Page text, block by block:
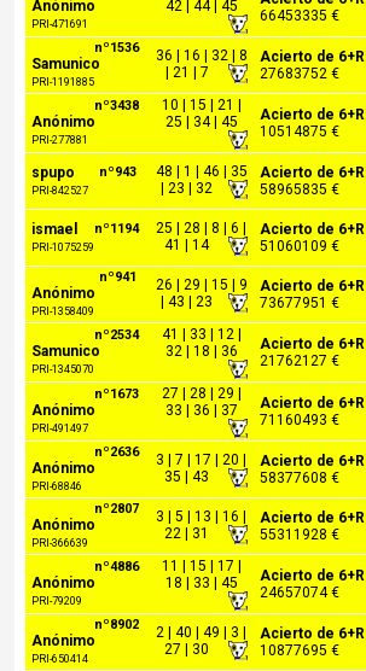
Anónimo
PRI-471691
42 | 44 | 45
66453335 €
nº1536
Samunico
PRI-1191885
36 | 16 | 32 | 8
| 21 | 7
Acierto de 6+R
27683752 €
nº3438
Anónimo
PRI-277881
10 | 15 | 21 |
25 | 34 | 45
Acierto de 6+R
10514875 €
nº943
spupo
PRI-842527
48 | 1 | 46 | 35
| 23 | 32
Acierto de 6+R
58965835 €
nº1194
ismael
PRI-1075259
25 | 28 | 8 | 6 |
41 | 14
Acierto de 6+R
51060109 €
nº941
Anónimo
PRI-1358409
26 | 29 | 15 | 9
| 43 | 23
Acierto de 6+R
73677951 €
nº2534
Samunico
PRI-1345070
41 | 33 | 12 |
32 | 18 | 36
Acierto de 6+R
21762127 €
nº1673
Anónimo
PRI-491497
27 | 28 | 29 |
33 | 36 | 37
Acierto de 6+R
71160493 €
nº2636
Anónimo
PRI-68846
3 | 7 | 17 | 20 |
35 | 43
Acierto de 6+R
58377608 €
nº2807
Anónimo
PRI-366639
3 | 5 | 13 | 16 |
22 | 31
Acierto de 6+R
55311928 €
nº4886
Anónimo
PRI-79209
11 | 15 | 17 |
18 | 33 | 45
Acierto de 6+R
24657074 €
nº8902
Anónimo
PRI-650414
2 | 40 | 49 | 3 |
27 | 30
Acierto de 6+R
10877695 €